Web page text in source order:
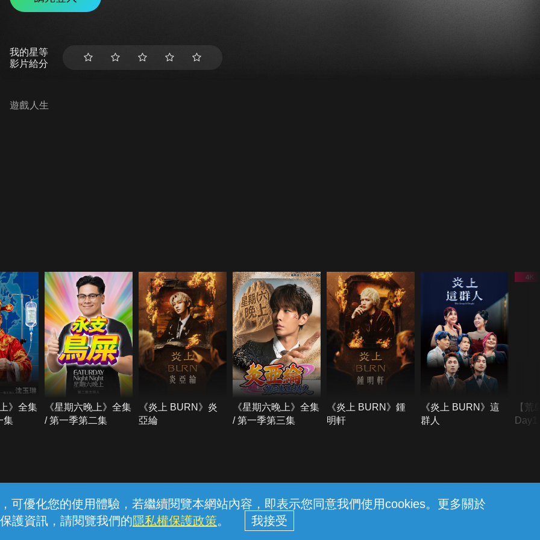
可優化您的使用體驗，若繼續閱覽本網站內容，即表示您同意我們使用cookies。更多關於
護資訊，請閱覽我們的隱私權保護政策。
我的星等
影片給分
遊戲人生
》全集
集
《星期六晚上》全集
/ 第一季第二集
《炎上 BURN》炎
亞綸
《星期六晚上》全集
/ 第一季第三集
《炎上 BURN》鍾
明軒
《炎上 BURN》這
群人
【荒
線上客服 服務條款 隱私權保護
中華電信股份有限公司個人家庭分公司 (統一編號：96979949) © 2026